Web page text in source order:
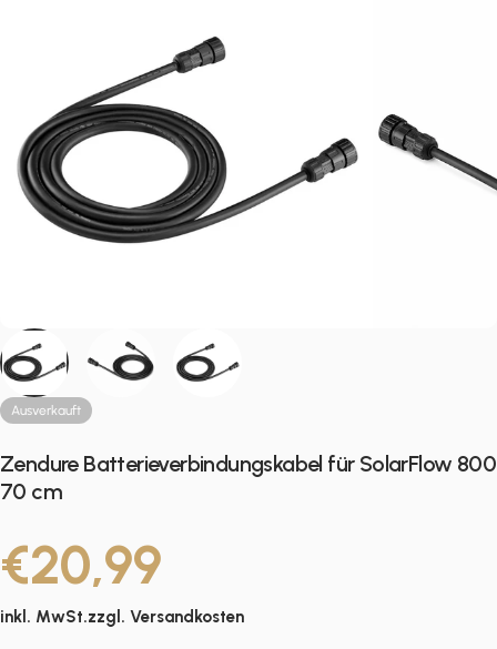
Ausverkauft
Zendure Batterieverbindungskabel für SolarFlow 800
70 cm
€20,99
inkl. MwSt.zzgl. Versandkosten